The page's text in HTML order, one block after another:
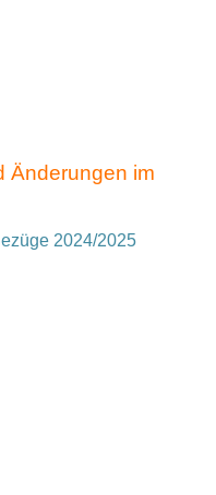
Änderungen im
2024/2025